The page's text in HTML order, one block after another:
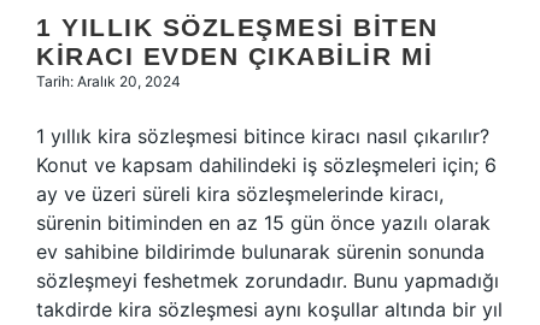
1 YILLIK SÖZLEŞMESI BITEN
KIRACI EVDEN ÇIKABILIR MI
Tarih: Aralık 20, 2024
1 yıllık kira sözleşmesi bitince kiracı nasıl çıkarılır?
Konut ve kapsam dahilindeki iş sözleşmeleri için; 6
ay ve üzeri süreli kira sözleşmelerinde kiracı,
sürenin bitiminden en az 15 gün önce yazılı olarak
ev sahibine bildirimde bulunarak sürenin sonunda
sözleşmeyi feshetmek zorundadır. Bunu yapmadığı
takdirde kira sözleşmesi aynı koşullar altında bir yıl